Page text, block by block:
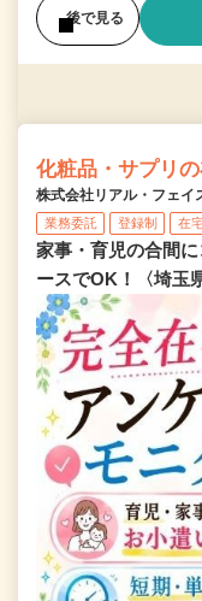
後で見る
化粧品・サプリ
株式会社リアル・フェイ
業務委託 登録制 在
家事・育児の合間
ースでOK！〈埼玉